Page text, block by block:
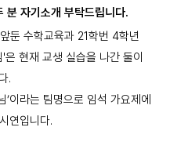
분 자기소개 부탁드립니다.
둔 수학교육과 21학번 4학년
현재 교생 실습을 나간 둘이
.
’이라는 팀명으로 임석 가요제에
연입니다.